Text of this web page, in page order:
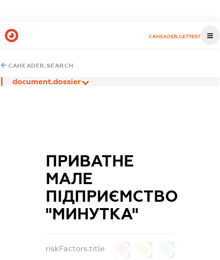
CAHEADER.GETTEST
CAHEADER.SEARCH
document.dossier
ПРИВАТНЕ
МАЛЕ
ПІДПРИЄМСТВО
"МИНУТКА"
riskFactors.title